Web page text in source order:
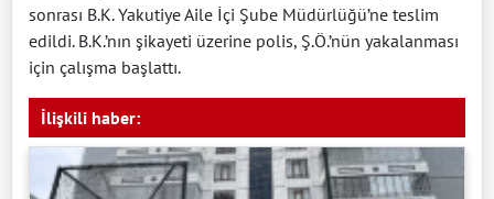
sonrası B.K. Yakutiye Aile İçi Şube Müdürlüğü’ne teslim
edildi. B.K.’nın şikayeti üzerine polis, Ş.Ö.’nün yakalanması
için çalışma başlattı.
İlişkili haber: